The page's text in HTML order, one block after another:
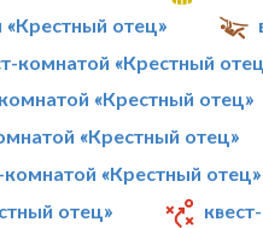
отец»
комнатой «Крестный
«Крестный отец»
«Крестный отец»
«Крестный отец»
отец»